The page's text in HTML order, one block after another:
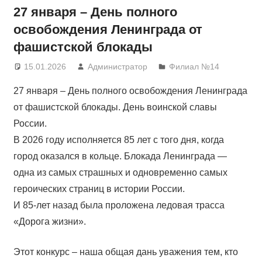
27 января – День полного
освобождения Ленинграда от
фашистской блокады
15.01.2026 Администратор Филиал №14
27 января – День полного освобождения Ленинграда
от фашистской блокады. День воинской славы
России.
В 2026 году исполняется 85 лет с того дня, когда
город оказался в кольце. Блокада Ленинграда —
одна из самых страшных и одновременно самых
героических страниц в истории России.
И 85-лет назад была проложена ледовая трасса
«Дорога жизни».
Этот конкурс – наша общая дань уважения тем, кто